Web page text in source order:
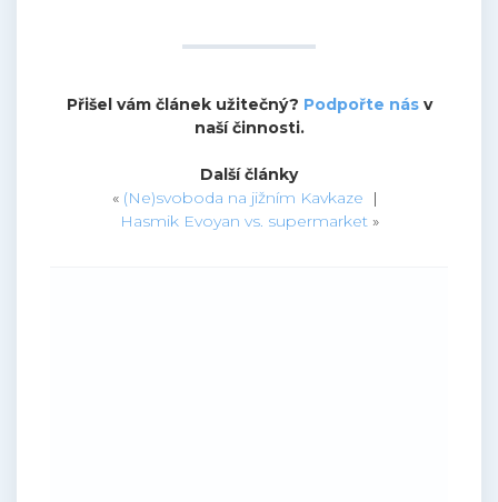
Přišel vám článek užitečný? Podpořte násv
naší činnosti.
Další články
« (Ne)svoboda na jižním Kavkaze |
Hasmik Evoyan vs. supermarket»